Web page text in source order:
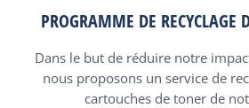
PROGRAMME DE RECYCLAGE
Dans le but de réduire notre
nous proposons un service de
cartouches de toner de